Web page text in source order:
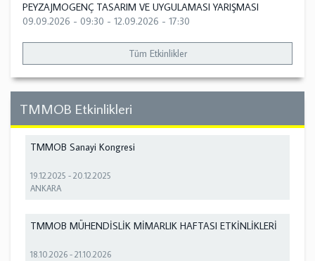
PEYZAJMOGENÇ TASARIM VE UYGULAMASI YARIŞMASI
09.09.2026 - 09:30 - 12.09.2026 - 17:30
Tüm Etkinlikler
TMMOB Etkinlikleri
TMMOB Sanayi Kongresi
19.12.2025 -20.12.2025
ANKARA
TMMOB MÜHENDİSLİK MİMARLIK HAFTASI ETKİNLİKLERİ
18.10.2026 -21.10.2026